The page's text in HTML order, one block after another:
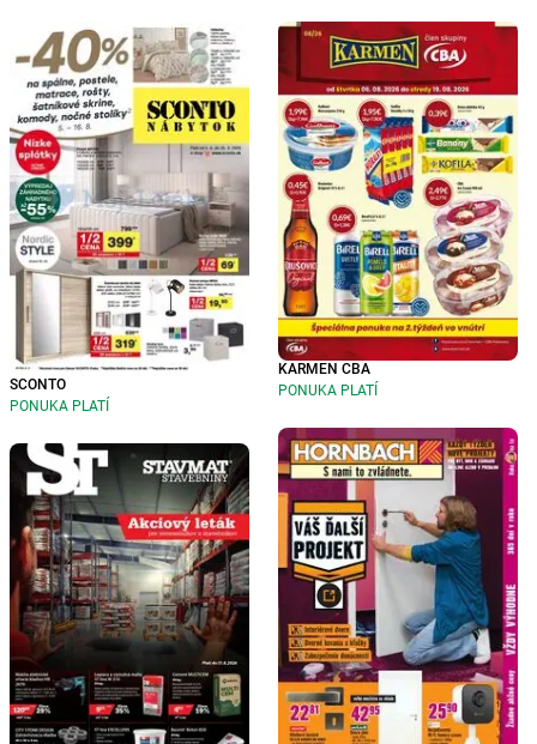
SCONTO
PONUKA PLATÍ
KARMEN CBA
PONUKA PLATÍ